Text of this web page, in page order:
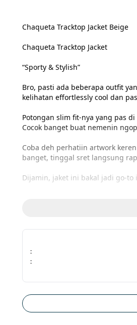
Chaqueta Tracktop Jacket Beige
Chaqueta Tracktop Jacket
“Sporty & Stylish”
Bro, pasti ada beberapa outfit
kelihatan effortlessly cool dan
Potongan slim fit-nya yang pas
Cocok banget buat nemenin
Coba deh perhatiin artwork
banget, tinggal sret langsung
Dijamin, jaket ini bakal jadi go-
- Artwork on Left Chest with HDC
- Zipper Closure on Body
- 2 Pocket on Jacket
:
: